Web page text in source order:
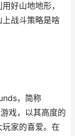
好山地地形，
上战斗策略是啥
，简称
戏，以其高度的
家的喜爱。在